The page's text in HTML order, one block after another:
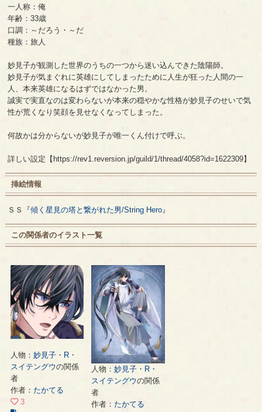
一人称：俺
年齢：33歳
口調：～だろう・～だ
種族：旅人
妙見子が観測した世界のうちの一つから迷い込んできた陰陽師。
妙見子が気まぐれに英雄にしてしまったために人生が狂った人間の一
人、本来英雄になるはずではなかった男。
誠実で実直なのは変わらないが本来の穏やかな性格が妙見子のせいで気
性が荒くなり笑顔を見せなくなってしまった。
何故かは分からないが妙見子が唯一くん付けで呼ぶ。
詳しい設定【https://rev1.reversion.jp/guild/1/thread/4058?id=1622309】
挿絵情報
ＳＳ『傾く星見の塔と繋がれた男/String Hero 』
この関係者のイラスト一覧
人物： 妙見子・R・
スイテングウの関係
者
作者： たかてる
3
人物：妙見子・R・
スイテングウの関係
者
作者： たかてる